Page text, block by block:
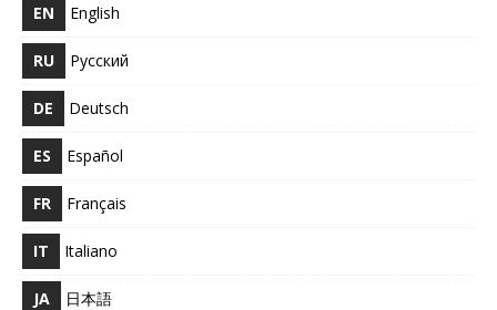
EN English
RU Русский
DE Deutsch
ES Español
FR Français
IT Italiano
JA 日本語